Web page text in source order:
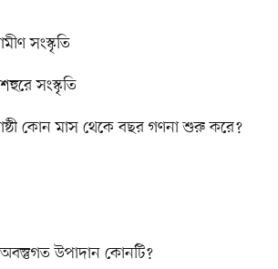
সংস্কৃতি
সংস্কৃতি
কোন মাস থেকে বছর গণনা শুরু করে?
উপাদান কোনটি?